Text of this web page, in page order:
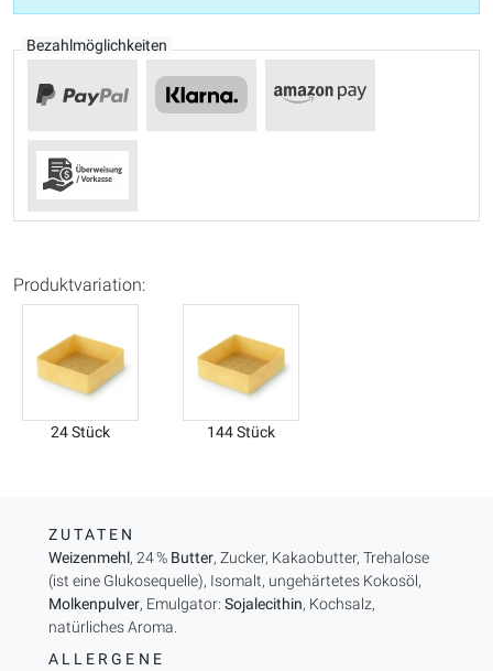
Bezahlmöglichkeiten
Produktvariation:
24 Stück 144 Stück
ZUTATEN
Weizenmehl, 24 % Butter, Zucker, Kakaobutter, Trehalose
(ist eine Glukosequelle), Isomalt, ungehärtetes Kokosöl,
Molkenpulver, Emulgator: Sojalecithin, Kochsalz,
natürliches Aroma.
ALLERGENE